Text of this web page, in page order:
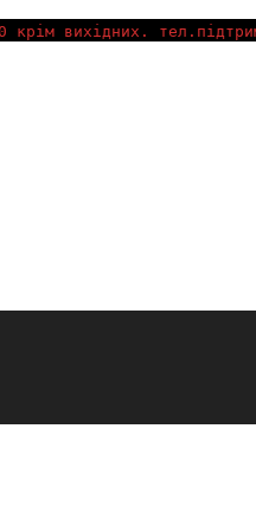
крім вихідних.